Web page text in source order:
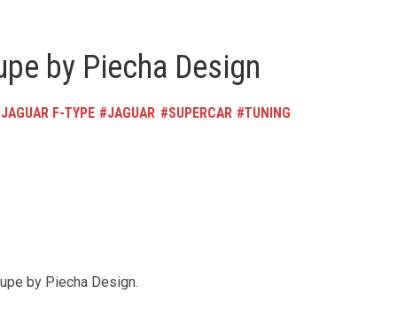
by Piecha Design
JAGUAR F-TYPE JAGUAR SUPERCAR TUNING
by Piecha Design.